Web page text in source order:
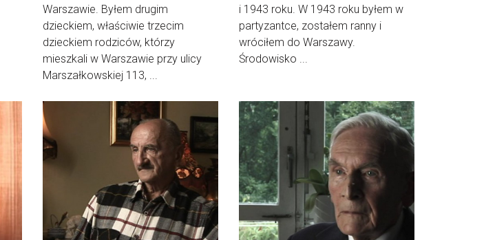
Warszawie. Byłem drugim
dzieckiem, właściwie trzecim
dzieckiem rodziców, którzy
mieszkali w Warszawie przy ulicy
Marszałkowskiej 113, ...
i 1943 roku. W 1943 roku byłem w
partyzantce, zostałem ranny i
wróciłem do Warszawy.
Środowisko ...